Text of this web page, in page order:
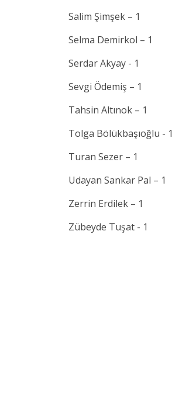
Salim Şimşek – 1
Selma Demirkol – 1
Serdar Akyay - 1
Sevgi Ödemiş – 1
Tahsin Altınok – 1
Tolga Bölükbaşıoğlu - 1
Turan Sezer – 1
Udayan Sankar Pal – 1
Zerrin Erdilek – 1
Zübeyde Tuşat - 1